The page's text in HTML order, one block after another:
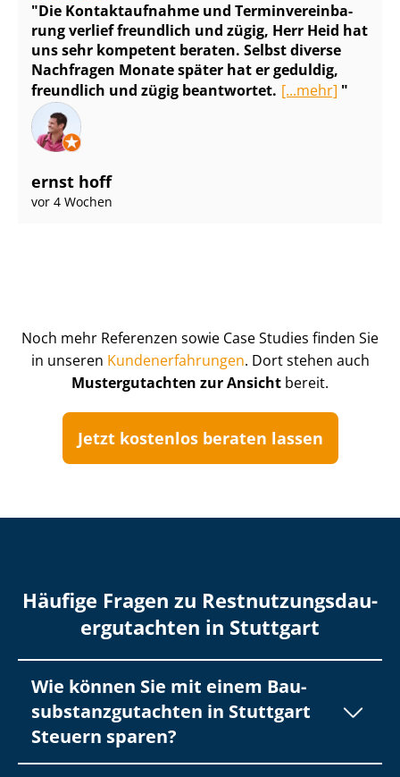
Die Kontaktaufnahme und Ter­min­ver­ein­ba­
rung verlief freundlich und zügig, Herr Heid hat
uns sehr kompetent beraten. Selbst diverse
Nachfragen Monate später hat er geduldig,
freundlich und zügig beantwortet. [...mehr]
ernst hoff
vor 4 Wochen
Noch mehr Referenzen sowie Case Studies finden Sie
in unseren Kun­de­n­er­fah­run­gen. Dort stehen auch
Mustergutachten zur Ansicht bereit.
Jetzt kostenlos beraten lassen
Häufige Fragen zu Rest­nut­zungs­dau­
er­gut­ach­ten in Stuttgart
Wie können Sie mit einem Bau­
sub­stanz­gut­ach­ten in Stuttgart
Steuern sparen?